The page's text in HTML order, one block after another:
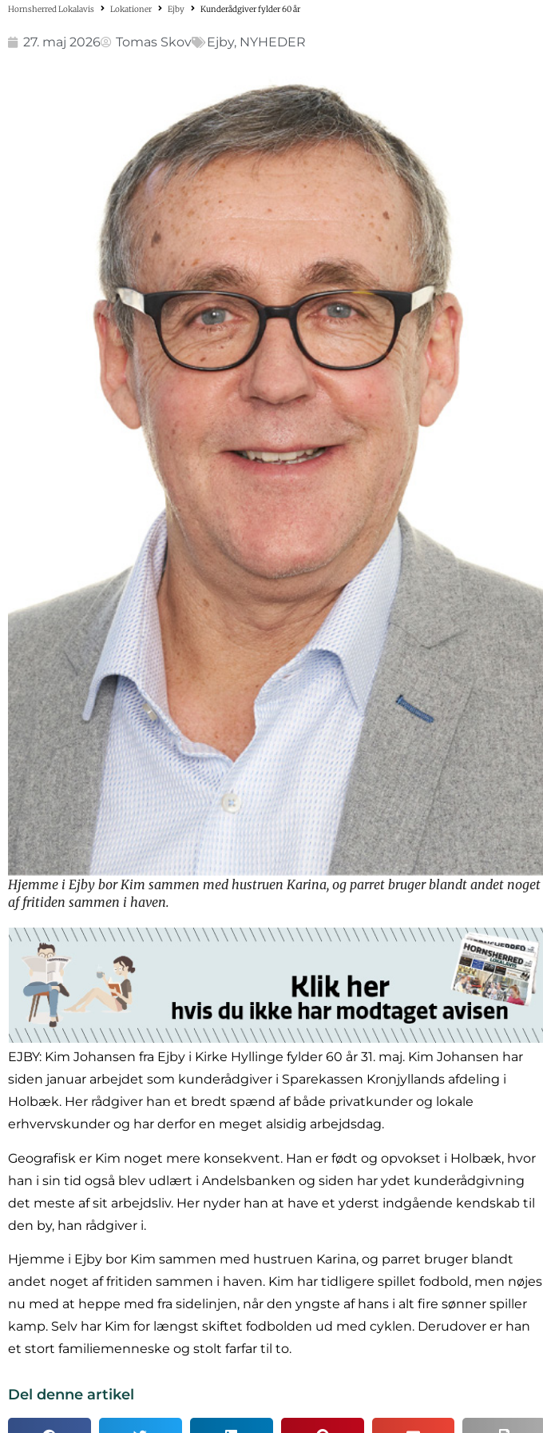
Hornsherred Lokalavis Lokationer Ejby Kunderådgiver fylder 60 år
27. maj 2026 Tomas Skov Ejby, NYHEDER
Hjemme i Ejby bor Kim sammen med hustruen Karina, og parret bruger blandt andet noget
af fritiden sammen i haven.
EJBY: Kim Johansen fra Ejby i Kirke Hyllinge fylder 60 år 31. maj. Kim Johansen har
siden januar arbejdet som kunderådgiver i Sparekassen Kronjyllands afdeling i
Holbæk. Her rådgiver han et bredt spænd af både privatkunder og lokale
erhvervskunder og har derfor en meget alsidig arbejdsdag.
Geografisk er Kim noget mere konsekvent. Han er født og opvokset i Holbæk, hvor
han i sin tid også blev udlært i Andelsbanken og siden har ydet kunderådgivning
det meste af sit arbejdsliv. Her nyder han at have et yderst indgående kendskab til
den by, han rådgiver i.
Hjemme i Ejby bor Kim sammen med hustruen Karina, og parret bruger blandt
andet noget af fritiden sammen i haven. Kim har tidligere spillet fodbold, men nøjes
nu med at heppe med fra sidelinjen, når den yngste af hans i alt fire sønner spiller
kamp. Selv har Kim for længst skiftet fodbolden ud med cyklen. Derudover er han
et stort familiemenneske og stolt farfar til to.
Del denne artikel